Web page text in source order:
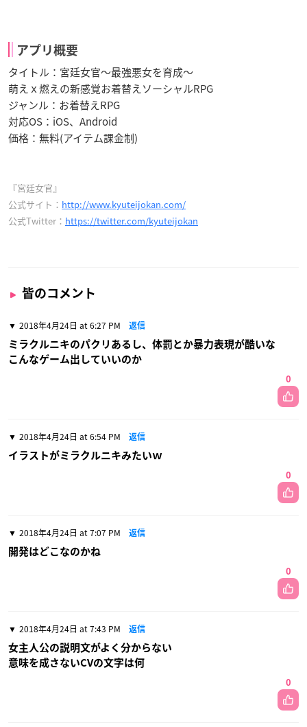
アプリ概要
タイトル：宮廷女官〜最強悪女を育成〜
萌えｘ燃えの新感覚お着替えソーシャルRPG
ジャンル：お着替えRPG
対応OS：iOS、Android
価格：無料(アイテム課金制)
『宮廷女官』
公式サイト： http://www.kyuteijokan.com/
公式Twitter： https://twitter.com/kyuteijokan
皆のコメント
2018年4月24日 at 6:27 PM 返信
ミラクルニキのパクリあるし、体罰とか暴力表現が酷いな
こんなゲーム出していいのか
0
2018年4月24日 at 6:54 PM 返信
イラストがミラクルニキみたいｗ
0
2018年4月24日 at 7:07 PM 返信
開発はどこなのかね
0
2018年4月24日 at 7:43 PM 返信
女主人公の説明文がよく分からない
意味を成さないCVの文字は何
0